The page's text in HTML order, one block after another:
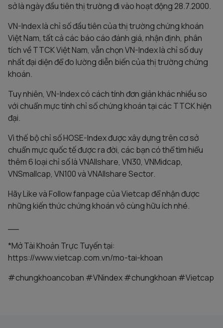
sở là ngày đầu tiên thị trường đi vào hoạt động 28.7.2000.
VN-Index là chỉ số đầu tiên của thị trường chứng khoán
Việt Nam, tất cả các báo cáo đánh giá, nhận định, phân
tích về TTCK Việt Nam, vẫn chọn VN-Index là chỉ số duy
nhất đại diện để đo lường diễn biến của thị trường chứng
khoán.
Tuy nhiên, VN-Index có cách tính đơn giản khác nhiều so
với chuẩn mực tính chỉ số chứng khoán tại các TTCK hiện
đại.
Vì thế bộ chỉ số HOSE-Index được xây dựng trên cơ sở
chuẩn mực quốc tế được ra đời, các bạn có thể tìm hiểu
thêm 6 loại chỉ số là VNAllshare, VN30, VNMidcap,
VNSmallcap, VN100 và VNAllshare Sector.
Hãy Like và Follow fanpage của Vietcap để nhận được
những kiến thức chứng khoán vô cùng hữu ích nhé.
*Mở Tài Khoản Trực Tuyến tại:
https://www.vietcap.com.vn/mo-tai-khoan
#chungkhoancoban #VNindex #chungkhoan #Vietcap